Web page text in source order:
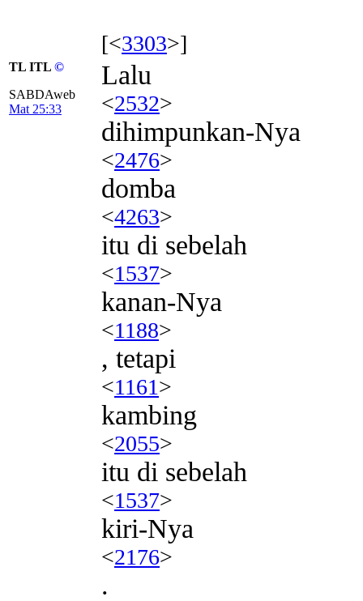
[<3303>]
TL ITL ©
SABDAweb
Mat 25:33
Lalu
<2532>
dihimpunkan-Nya
<2476>
domba
<4263>
itu di sebelah
<1537>
kanan-Nya
<1188>
, tetapi
<1161>
kambing
<2055>
itu di sebelah
<1537>
kiri-Nya
<2176>
.